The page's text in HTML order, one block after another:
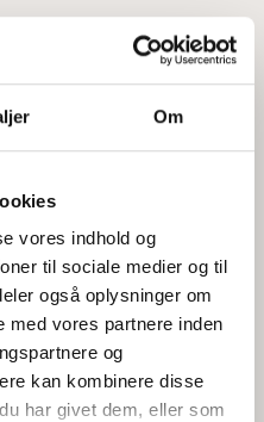
Om
vores indhold og
til sociale medier og til
også oplysninger om
med vores partnere inden
og
kan kombinere disse
har givet dem, eller som
mine personoplysninger i